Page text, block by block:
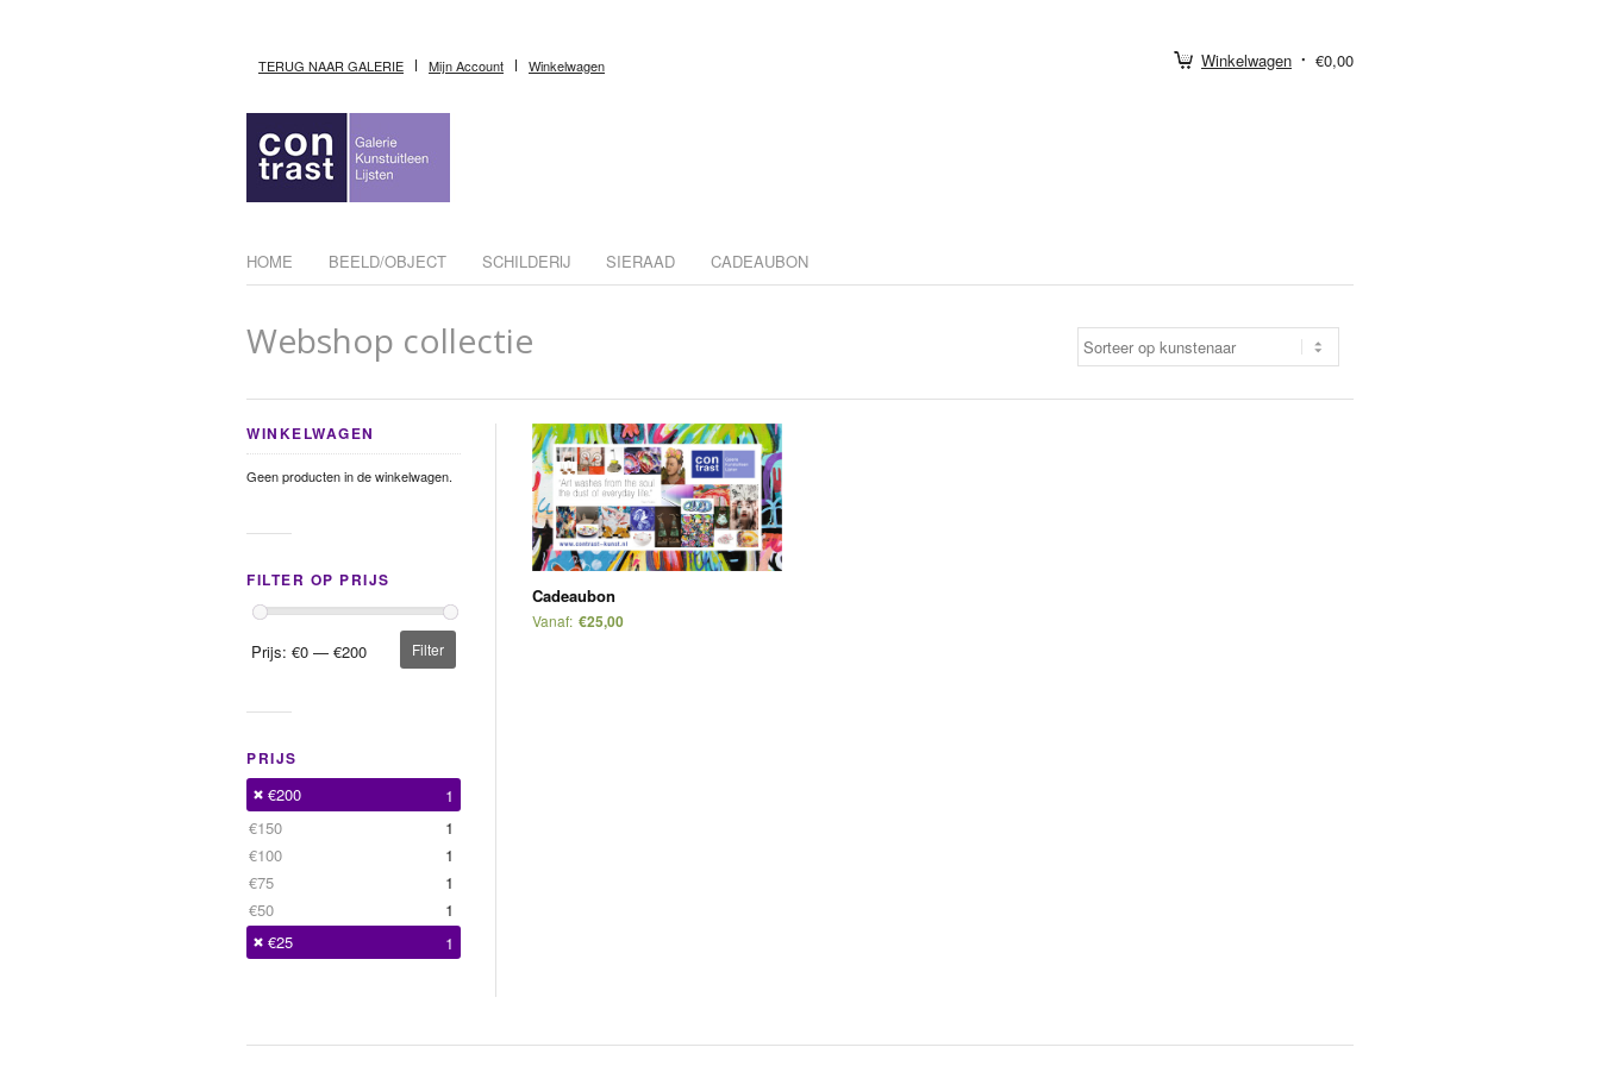
Winkelwagen €0,00
TERUG NAAR GALERIE Mijn Account Winkelwagen
HOME BEELD/OBJECT SCHILDERIJ SIERAAD CADEAUBON
Webshop collectie
Cadeaubon
Vanaf: €25,00
WINKELWAGEN
Geen producten in de winkelwagen.
FILTER OP PRIJS
Filter
Prijs: €0 — €200
PRIJS
€200
1
€150
1
€100
1
€75
1
€50
1
€25
1